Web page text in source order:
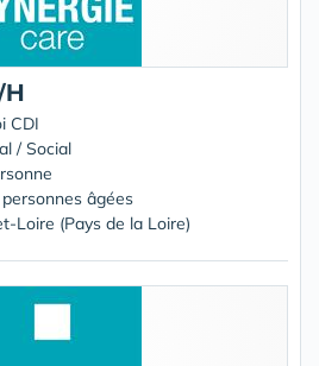
CDI
/ Social
âgées
Loire (Pays de la Loire)